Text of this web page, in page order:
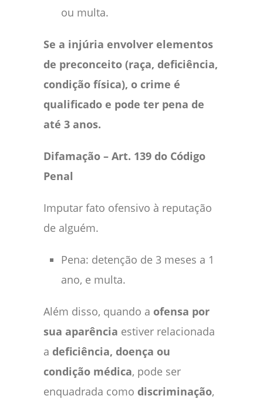
ou multa.
Se a injúria envolver elementos
de preconceito (raça, deficiência,
condição física), o crime é
qualificado e pode ter pena de
até 3 anos.
Difamação – Art. 139 do Código
Penal
Imputar fato ofensivo à reputação
de alguém.
Pena: detenção de 3 meses a 1
ano, e multa.
Além disso, quando a ofensa por
sua aparência estiver relacionada
a deficiência, doença ou
condição médica, pode ser
enquadrada como discriminação,